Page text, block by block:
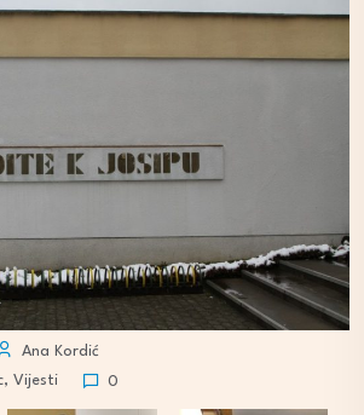
Ana Kordić
, Vijesti 0